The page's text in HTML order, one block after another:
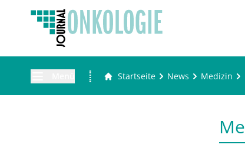
Startseite News Medizin